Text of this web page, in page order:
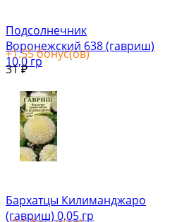
Подсолнечник
Воронежский 638 (гавриш)
10,0 гр
+1.55бонус(ов)
31₽
Бархатцы Килиманджаро
(гавриш) 0,05 гр